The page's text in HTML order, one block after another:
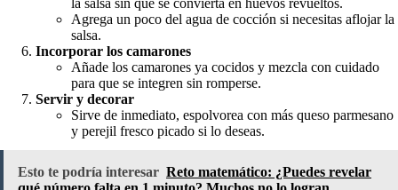
Agrega un poco del agua de cocción si necesitas aflojar la
salsa.
Incorporar los camarones
Añade los camarones ya cocidos y mezcla con cuidado
para que se integren sin romperse.
Servir y decorar
Sirve de inmediato, espolvorea con más queso parmesano
y perejil fresco picado si lo deseas.
Esto te podría interesar Reto matemático: ¿Puedes revelar